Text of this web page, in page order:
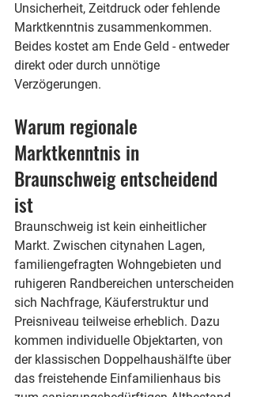
Unsicherheit, Zeitdruck oder fehlende
Marktkenntnis zusammenkommen.
Beides kostet am Ende Geld - entweder
direkt oder durch unnötige
Verzögerungen.
Warum regionale
Marktkenntnis in
Braunschweig entscheidend
ist
Braunschweig ist kein einheitlicher
Markt. Zwischen citynahen Lagen,
familiengefragten Wohngebieten und
ruhigeren Randbereichen unterscheiden
sich Nachfrage, Käuferstruktur und
Preisniveau teilweise erheblich. Dazu
kommen individuelle Objektarten, von
der klassischen Doppelhaushälfte über
das freistehende Einfamilienhaus bis